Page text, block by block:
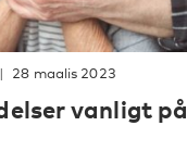
28 maalis 2023
vanligt på